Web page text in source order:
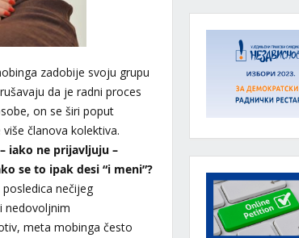
zadobije svoju grupu
da je radni proces
on se širi poput
članova kolektiva.
iako ne prijavljuju –
se to ipak desi “i meni”?
nečijeg
nedovoljnim
meta mobinga često